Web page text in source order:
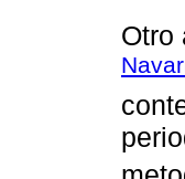
Otro